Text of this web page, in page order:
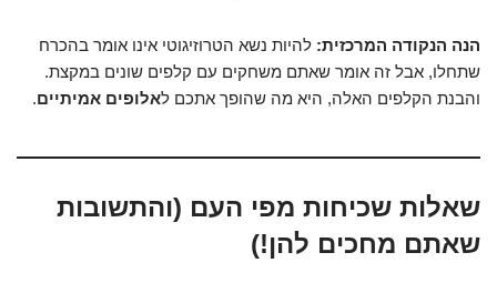
הנה הנקודה המרכזית: להיות נשא הטרוזיגוטי אינו אומר בהכרח
שתחלו, אבל זה אומר שאתם משחקים עם קלפים שונים במקצת.
והבנת הקלפים האלה, היא מה שהופך אתכם לאלופים אמיתיים.
שאלות שכיחות מפי העם (והתשובות
שאתם מחכים להן!)